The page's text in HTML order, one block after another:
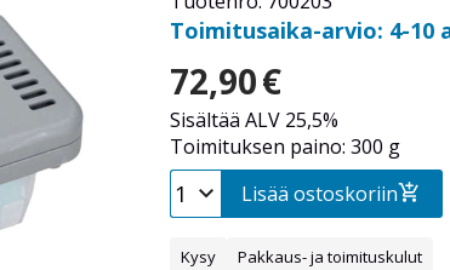
Toimitusaika-arvio: 4-10
72,90€
Sisältää ALV 25,5%
Toimituksen paino: 300 g
Lisää ostoskoriin
Kysy Pakkaus- ja toimituskulut